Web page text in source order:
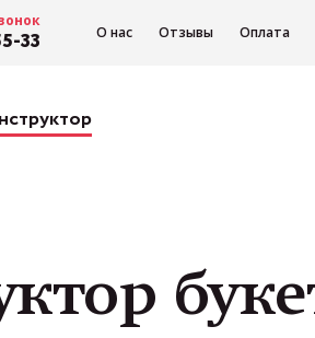
33 О нас Отзывы Оплата